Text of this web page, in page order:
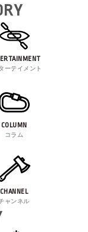
ーテイメント
COLUMN
コラム
CHANNEL
ャンネル